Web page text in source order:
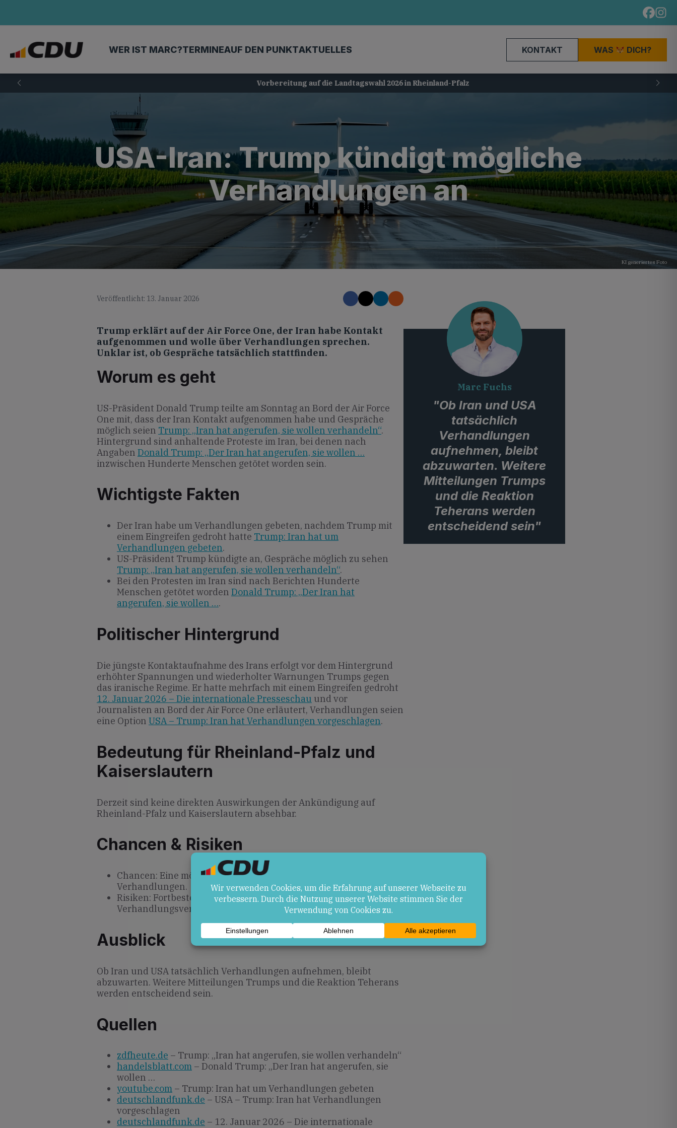
WER IST MARC?TERMINEAUF DEN PUNKTAKTUELLES KONTAKT WAS DICH?
Vorbereitung auf die Landtagswahl 2026 in Rheinland-Pfalz
USA-Iran: Trump kündigt mögliche
Verhandlungen an
KI generiertes Foto
Veröffentlicht: 13. Januar 2026
Trump erklärt auf der Air Force One, der Iran habe Kontakt
aufgenommen und wolle über Verhandlungen sprechen.
Unklar ist, ob Gespräche tatsächlich stattfinden.
Worum es geht
US-Präsident Donald Trump teilte am Sonntag an Bord der Air Force
One mit, dass der Iran Kontakt aufgenommen habe und Gespräche
möglich seien Trump: „Iran hat angerufen, sie wollen verhandeln“.
Hintergrund sind anhaltende Proteste im Iran, bei denen nach
Angaben Donald Trump: „Der Iran hat angerufen, sie wollen …
inzwischen Hunderte Menschen getötet worden sein.
Wichtigste Fakten
Der Iran habe um Verhandlungen gebeten, nachdem Trump mit
einem Eingreifen gedroht hatte Trump: Iran hat um
Verhandlungen gebeten.
US-Präsident Trump kündigte an, Gespräche möglich zu sehen
Trump: „Iran hat angerufen, sie wollen verhandeln“.
Bei den Protesten im Iran sind nach Berichten Hunderte
Menschen getötet worden Donald Trump: „Der Iran hat
angerufen, sie wollen ….
Politischer Hintergrund
Die jüngste Kontaktaufnahme des Irans erfolgt vor dem Hintergrund
erhöhter Spannungen und wiederholter Warnungen Trumps gegen
das iranische Regime. Er hatte mehrfach mit einem Eingreifen gedroht
12. Januar 2026 – Die internationale Presseschau und vor
Journalisten an Bord der Air Force One erläutert, Verhandlungen seien
eine Option USA – Trump: Iran hat Verhandlungen vorgeschlagen.
Bedeutung für Rheinland-Pfalz und
Kaiserslautern
Derzeit sind keine direkten Auswirkungen der Ankündigung auf
Rheinland-Pfalz und Kaiserslautern absehbar.
Chancen & Risiken
Chancen: Eine mögliche Deeskalation der Lage durch
Verhandlungen.
Risiken: Fortbestehende Drohkulisse und Unsicherheit über den
Verhandlungsverlauf.
Ausblick
Ob Iran und USA tatsächlich Verhandlungen aufnehmen, bleibt
abzuwarten. Weitere Mitteilungen Trumps und die Reaktion Teherans
werden entscheidend sein.
Quellen
zdfheute.de – Trump: „Iran hat angerufen, sie wollen verhandeln“
handelsblatt.com – Donald Trump: „Der Iran hat angerufen, sie
wollen …
youtube.com – Trump: Iran hat um Verhandlungen gebeten
deutschlandfunk.de – USA – Trump: Iran hat Verhandlungen
vorgeschlagen
deutschlandfunk.de – 12. Januar 2026 – Die internationale
Marc Fuchs
"Ob Iran und USA
tatsächlich
Verhandlungen
aufnehmen, bleibt
abzuwarten. Weitere
Mitteilungen Trumps
und die Reaktion
Teherans werden
entscheidend sein"